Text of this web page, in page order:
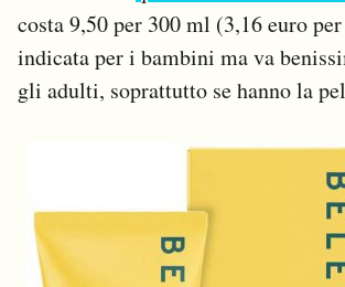
costa 9,50 per 300 ml (3,16 euro
indicata per i bambini ma va
gli adulti, soprattutto se hanno la